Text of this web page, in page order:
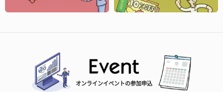
オンラインイベントの参加申込